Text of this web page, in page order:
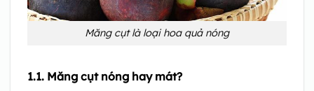
Măng cụt là loại hoa quả nóng
1.1. Măng cụt nóng hay mát?